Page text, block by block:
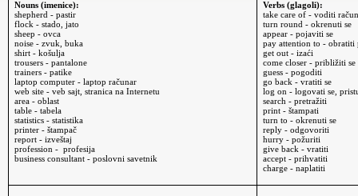
Nouns (imenice):
shepherd - pastir
flock - stado, jato
sheep - ovca
noise - zvuk, buka
shirt - košulja
trousers - pantalone
trainers - patike
laptop computer - laptop računar
web site - veb sajt, stranica na Internetu
area - oblast
table - tabela
statistics - statistika
printer - štampač
report - izveštaj
profession - profesija
business consultant - poslovni savetnik
Verbs (glagoli):
take care of - voditi
turn round - okrenuti se
appear - pojaviti se
pay attention to - obratiti
get out - izaći
come closer - približiti se
guess - pogoditi
go back - vratiti se
log on - logovati se,
search - pretražiti
print - štampati
turn to - okrenuti se
reply - odgovoriti
hurry - požuriti
give back - vratiti
accept - prihvatiti
charge - naplatiti